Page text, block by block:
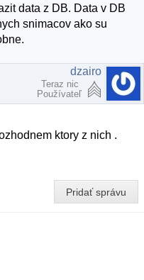
data z DB. Data v DB
snimacov ako su
dzairo
Teraz nic
Používateľ
ktory z nich .
Pridať správu